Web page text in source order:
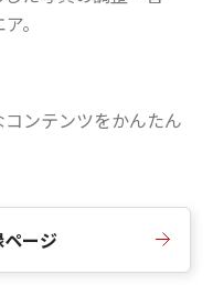
。
ンテンツをかんたん
ージ